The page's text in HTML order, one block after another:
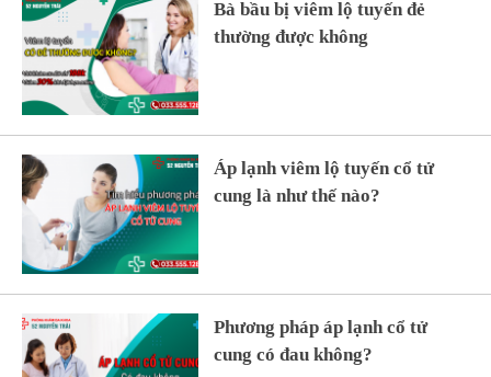
Bà bầu bị viêm lộ tuyến đẻ
thường được không
Áp lạnh viêm lộ tuyến cổ tử
cung là như thế nào?
Phương pháp áp lạnh cổ tử
cung có đau không?